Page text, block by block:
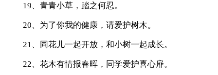
19、青青小草，踏之何忍。
20、为了你我的健康，请爱护树木。
21、同花儿一起开放，和小树一起成长。
22、花木有情报春晖，同学爱护喜心扉。